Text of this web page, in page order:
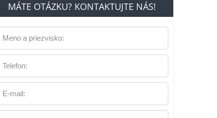
MÁTE OTÁZKU? KONTAKTUJTE NÁS!
Meno a priezvisko:
Telefon:
E-mail: